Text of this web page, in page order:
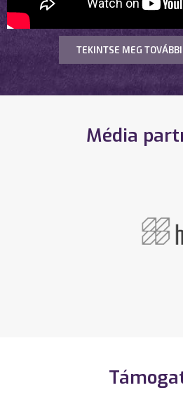
TEKINTSE MEG
Média